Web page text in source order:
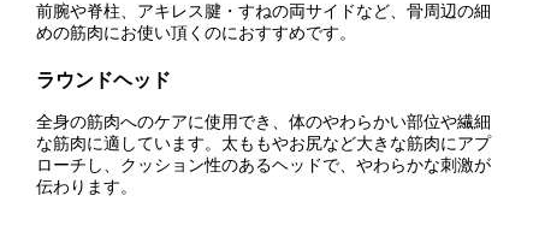
前腕や脊柱、アキレス腱・すねの両サイドなど、骨周辺の細
めの筋肉にお使い頂くのにおすすめです。
ラウンドヘッド
全身の筋肉へのケアに使用でき、体のやわらかい部位や繊細
な筋肉に適しています。太ももやお尻など大きな筋肉にアプ
ローチし、クッション性のあるヘッドで、やわらかな刺激が
伝わります。